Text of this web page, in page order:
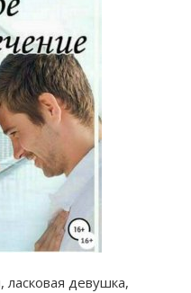
ласковая девушка,